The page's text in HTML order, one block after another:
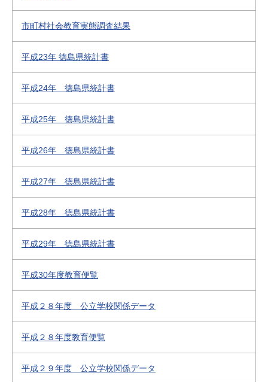
市町村社会教育実態調査結果
平成23年 徳島県統計書
平成24年 徳島県統計書
平成25年 徳島県統計書
平成26年 徳島県統計書
平成27年 徳島県統計書
平成28年 徳島県統計書
平成29年 徳島県統計書
平成30年度教育便覧
平成２８年度 公立学校関係データ
平成２８年度教育便覧
平成２９年度 公立学校関係データ